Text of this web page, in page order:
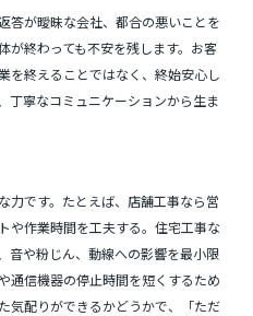
答が曖昧な会社、都合の悪いことを
が終わっても不安を残します。お客
を終えることではなく、終始安心し
丁寧なコミュニケーションから生ま
力です。たとえば、店舗工事なら営
や作業時間を工夫する。住宅工事な
音や粉じん、動線への影響を最小限
通信機器の停止時間を短くするため
気配りができるかどうかで、「ただ